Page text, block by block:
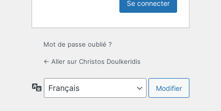
Mot de passe oublié ?
← Aller sur Christos Doulkeridis
Langue